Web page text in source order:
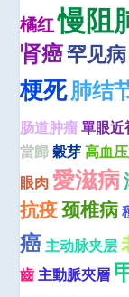
橘红慢阻
肾癌罕见病
梗死肺结
肠道肿瘤 單眼近
當歸 穀芽 高血
眼肉 愛滋病
抗疫颈椎病
癌 主动脉夹层
齒 主動脈夾層